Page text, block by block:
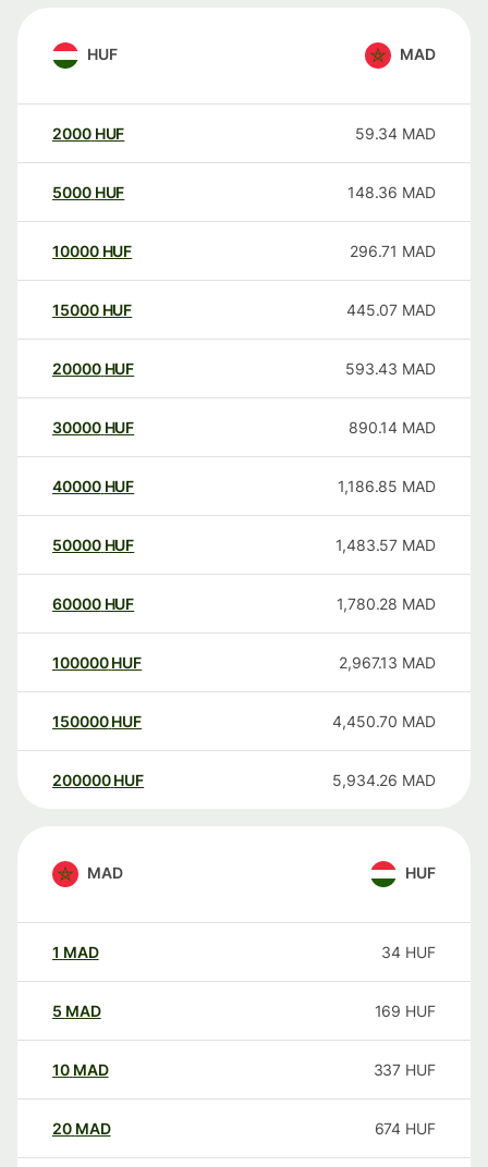
HUF MAD
2000 HUF 59.34 MAD
5000 HUF 148.36 MAD
10000 HUF 296.71 MAD
15000 HUF 445.07 MAD
20000 HUF 593.43 MAD
30000 HUF 890.14 MAD
40000 HUF 1,186.85 MAD
50000 HUF 1,483.57 MAD
60000 HUF 1,780.28 MAD
100000 HUF 2,967.13 MAD
150000 HUF 4,450.70 MAD
200000 HUF 5,934.26 MAD
MAD HUF
1 MAD 34 HUF
5 MAD 169 HUF
10 MAD 337 HUF
20 MAD 674 HUF